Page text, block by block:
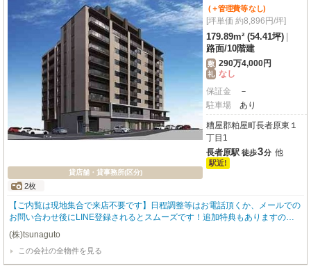
貸店舗・貸事務所(区分)
2枚
(＋管理費等なし)
[坪単価 約8,896円/坪]
179.89m² (54.41坪)
路面/10階建
敷 290万4,000円
礼 なし
保証金
－
駐車場
あり
糟屋郡粕屋町長者原東１
丁目1
長者原駅 徒歩3分 他
駅近!
【ご内覧は現地集合で来店不要です】日程調整等はお電話頂くか、メールでの
お問い合わせ後にLINE登録されるとスムーズです！追加特典もありますので
詳細はお気軽にお問い合わせ下さい♪
(株)tsunaguto
この会社の全物件を見る